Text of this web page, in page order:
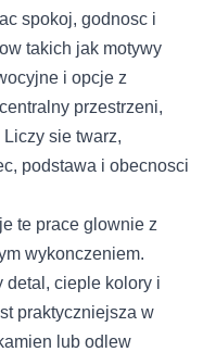
spokoj, godnosc i
takich jak motywy
i opcje z
przestrzeni,
sie twarz,
podstawa i obecnosci
te prace glownie z
wykonczeniem.
detal, cieple kolory i
praktyczniejsza w
lub odlew